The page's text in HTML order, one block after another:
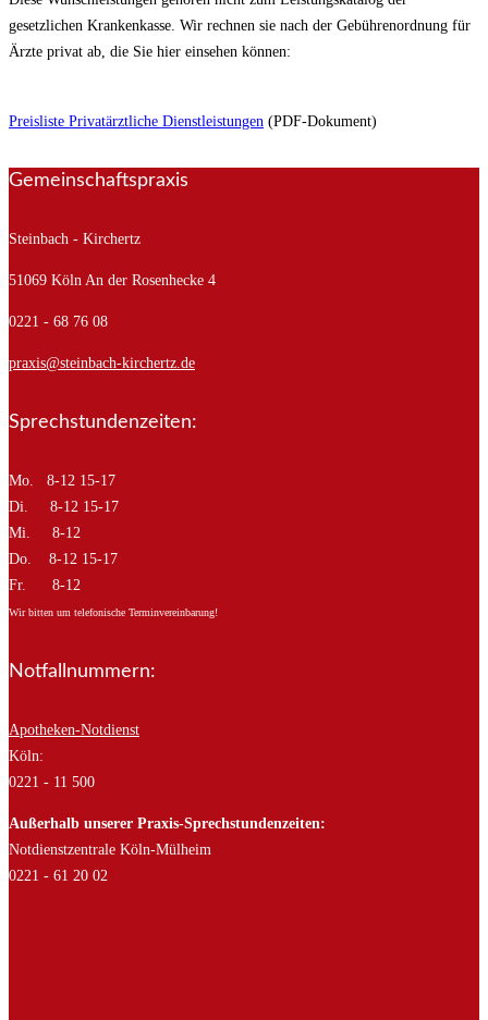
gesetzlichen Krankenkasse. Wir rechnen sie nach der Gebührenordnung für
Ärzte privat ab, die Sie hier einsehen können:
Preisliste Privatärztliche Dienstleistungen (PDF-Dokument)
Gemeinschaftspraxis
Steinbach - Kirchertz
51069 Köln An der Rosenhecke 4
0221 - 68 76 08
praxis@steinbach-kirchertz.de
Sprechstundenzeiten:
Mo. 8-12 15-17
Di. 8-12 15-17
Mi. 8-12
Do. 8-12 15-17
Fr. 8-12
Wir bitten um telefonische Terminvereinbarung!
Notfallnummern:
Apotheken-Notdienst
Köln:
0221 - 11 500
Außerhalb unserer Praxis-Sprechstundenzeiten:
Notdienstzentrale Köln-Mülheim
0221 - 61 20 02